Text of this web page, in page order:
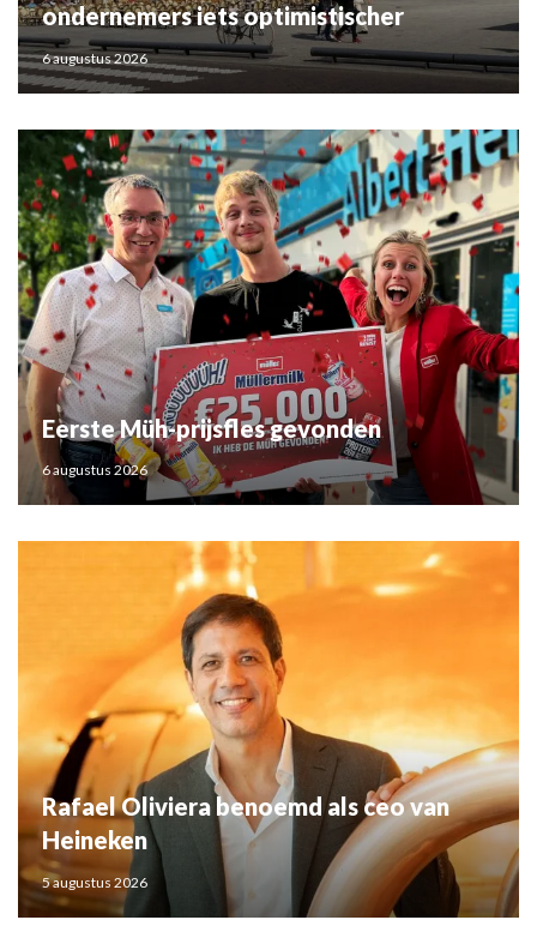
ondernemers iets optimistischer
6 augustus 2026
Eerste Müh-prijsfles gevonden
6 augustus 2026
Rafael Oliviera benoemd als ceo van
Heineken
5 augustus 2026